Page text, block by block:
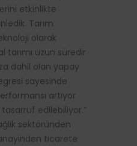
etkinlikte
Tarım
olarak
tarımı uzun süredir
dahil olan yapay
sayesinde
artıyor
edilebiliyor.”
sektöründen
ticarete